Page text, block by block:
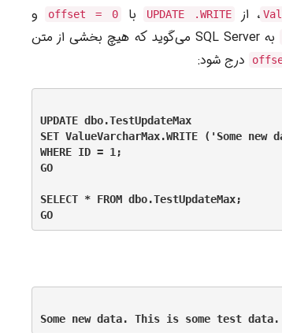
، از UPDATE .WRITE با offset = 0 و
به SQL Server می‌گوید که هیچ بخشی از متن
درج شود:
UPDATE dbo.TestUpdateMax
SET ValueVarcharMax.WRITE ('Some
WHERE ID = 1;
GO
SELECT * FROM dbo.TestUpdateMax;
GO